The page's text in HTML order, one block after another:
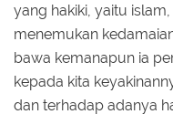
yang hakiki, yaitu
menemukan
bawa kemanapun ia
kepada kita
dan terhadap adanya